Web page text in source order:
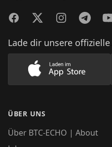
FacebookTwitterInstagram
Lade dir unsere
Lade unsere
ÜBER UNS
Über BTC-ECHO | About